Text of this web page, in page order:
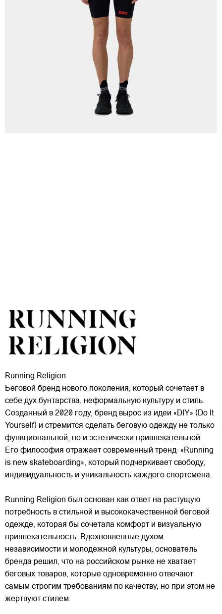
Running Religion
Беговой бренд нового поколения, который сочетает в
себе дух бунтарства, неформальную культуру и стиль.
Созданный в 2020 году, бренд вырос из идеи «DIY» (Do It
Yourself) и стремится сделать беговую одежду не только
функциональной, но и эстетически привлекательной.
Его философия отражает современный тренд: «Running
is new skateboarding», который подчеркивает свободу,
индивидуальность и уникальность каждого спортсмена.
Running Religion был основан как ответ на растущую
потребность в стильной и высококачественной беговой
одежде, которая бы сочетала комфорт и визуальную
привлекательность. Вдохновленные духом
независимости и молодежной культуры, основатель
бренда решил, что на российском рынке не хватает
беговых товаров, которые одновременно отвечают
самым строгим требованиям по качеству, но при этом не
жертвуют стилем.